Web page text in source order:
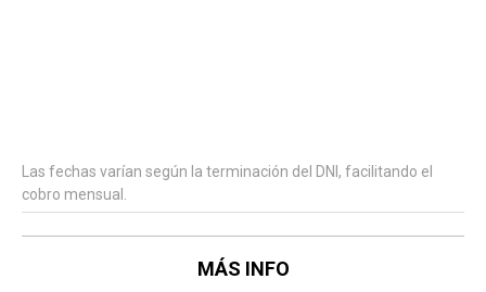
Las fechas varían según la terminación del DNI, facilitando el
cobro mensual.
MÁS INFO